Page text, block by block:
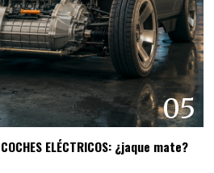
05
ELÉCTRICOS: ¿jaque mate?